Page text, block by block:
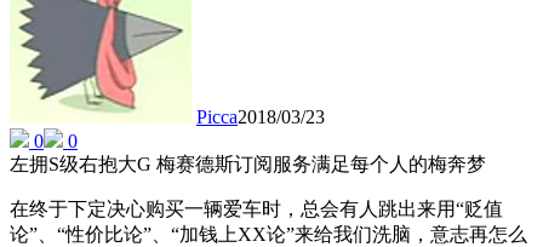
Picca2018/03/23
0
0
左拥S级右抱大G 梅赛德斯订阅服务满足每个人的梅奔梦
在终于下定决心购买一辆爱车时，总会有人跳出来用“贬值
论”、“性价比论”、“加钱上XX论”来给我们洗脑，意志再怎么